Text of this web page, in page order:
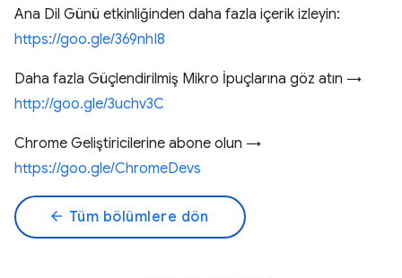
Ana Dil Günü etkinliğinden daha fazla içerik izleyin:
https://goo.gle/369nhI8
Daha fazla Güçlendirilmiş Mikro İpuçlarına göz atın →
http://goo.gle/3uchv3C
Chrome Geliştiricilerine abone olun →
https://goo.gle/ChromeDevs
arrow_back Tüm bölümlere dön